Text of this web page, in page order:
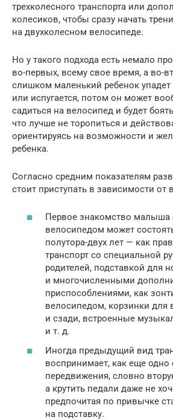
трехколесного транспорта или
колесиков, чтобы сразу начать
на двухколесном велосипеде.
Но у такого подхода есть немало
во-первых, всему свое время, а во-
слишком маленький ребенок упадет
или испугается, потом он может
садиться на велосипед и будет
что лучше не торопиться и
ориентируясь на возможности и
ребенка.
Согласно средним показателям
стоит приступать в зависимости от
Первое знакомство малыша
велосипедом может
полутора-двух лет — как
транспорт со специальной
родителей, подставкой для
и многочисленными
приспособлениями, как
велосипедом, корзинки для
и сзади, встроенные
и т. д.
Иногда предыдущий вид
воспринимает, как еще одно
передвижения, словно
а крутить педали даже не
предпочитая по привычке
на подставку.